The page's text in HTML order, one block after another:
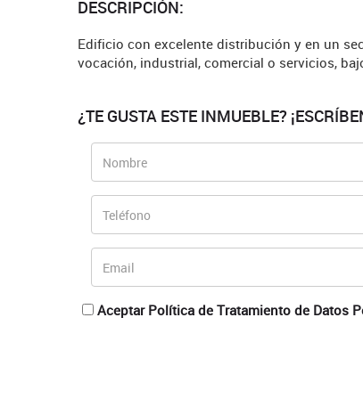
DESCRIPCIÓN:
Edificio con excelente distribución y en un
vocación, industrial, comercial o servicios,
¿TE GUSTA ESTE INMUEBLE?
Aceptar Política de Tratamiento de Datos